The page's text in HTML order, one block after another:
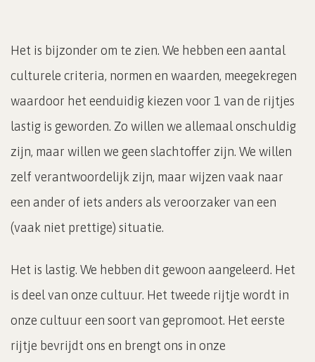
Het is bijzonder om te zien. We hebben een aantal
culturele criteria, normen en waarden, meegekregen
waardoor het eenduidig kiezen voor 1 van de rijtjes
lastig is geworden. Zo willen we allemaal onschuldig
zijn, maar willen we geen slachtoffer zijn. We willen
zelf verantwoordelijk zijn, maar wijzen vaak naar
een ander of iets anders als veroorzaker van een
(vaak niet prettige) situatie.
Het is lastig. We hebben dit gewoon aangeleerd. Het
is deel van onze cultuur. Het tweede rijtje wordt in
onze cultuur een soort van gepromoot. Het eerste
rijtje bevrijdt ons en brengt ons in onze